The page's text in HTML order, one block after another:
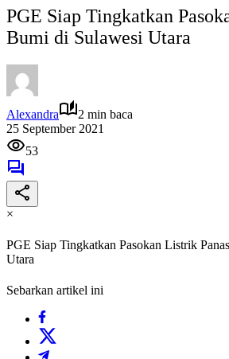
PGE Siap Tingkatkan
Bumi di Sulawesi Utara
Alexandra
2 min baca
25 September 2021
53
×
PGE Siap Tingkatkan Pasokan Listrik
Utara
Sebarkan artikel ini